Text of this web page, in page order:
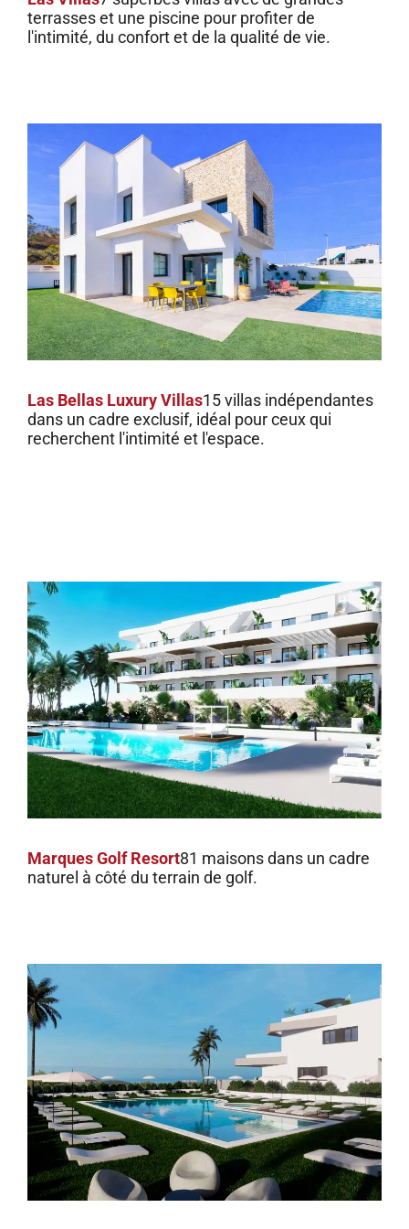
terrasses et une piscine pour profiter de
l'intimité, du confort et de la qualité de vie.
Las Bellas Luxury Villas15 villas indépendantes
dans un cadre exclusif, idéal pour ceux qui
recherchent l'intimité et l'espace.
Marques Golf Resort81 maisons dans un cadre
naturel à côté du terrain de golf.